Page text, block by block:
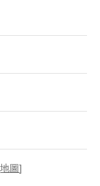
地圖]